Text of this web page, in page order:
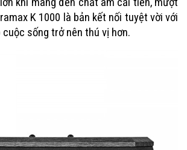
K 1000 là bản kết nối tuyệt vời với
cuộc sống trở nên thú vị hơn.